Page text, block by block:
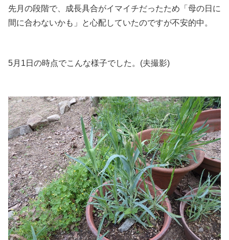
先月の段階で、成長具合がイマイチだったため「母の日に
間に合わないかも」と心配していたのですが不安的中。
5月1日の時点でこんな様子でした。(夫撮影)